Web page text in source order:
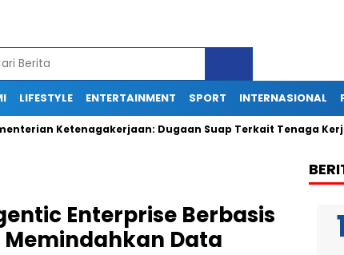
LIFESTYLE ENTERTAINMENT SPORT INTERNASIONAL
Ketenagakerjaan: Dugaan Suap Terkait Tenaga Kerja
Enterprise Berbasis
Memindahkan Data